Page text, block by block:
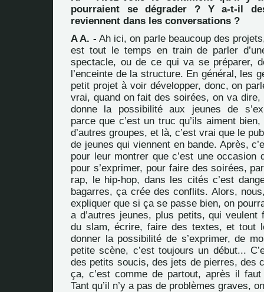
pourraient se dégrader ? Y a-t-il
reviennent dans les conversations ?
A A. - Ah ici, on parle beaucoup des
est tout le temps en train de parler
spectacle, ou de ce qui va se préparer,
l’enceinte de la structure. En général, les
petit projet à voir développer, donc, on
vrai, quand on fait des soirées, on va dire,
donne la possibilité aux jeunes de
parce que c’est un truc qu’ils aiment
d’autres groupes, et là, c’est vrai que le
de jeunes qui viennent en bande. Après,
pour leur montrer que c’est une occasion
pour s’exprimer, pour faire des soirées,
rap, le hip-hop, dans les cités c’est
bagarres, ça crée des conflits. Alors,
expliquer que si ça se passe bien, on
a d’autres jeunes, plus petits, qui veulent
du slam, écrire, faire des textes, et tout
donner la possibilité de s’exprimer, de
petite scène, c’est toujours un début...
des petits soucis, des jets de pierres, des
ça, c’est comme de partout, après il
Tant qu’il n’y a pas de problèmes graves,